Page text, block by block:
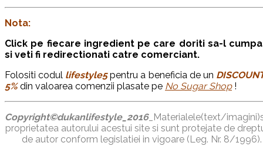
Nota:
Click pe fiecare ingredient pe care doriti sa-l
si veti fi redirectionati catre comerciant.
Folositi codul lifestyle5pentru a beneficia de un
5%din valoarea comenzii plasate pe No Sugar Shop!
Copyright©dukanlifestyle_2016_Materialele(text/
proprietatea autorului acestui site si sunt protejate de
de autor conform legislatiei in vigoare (Leg. Nr. 8/1996).